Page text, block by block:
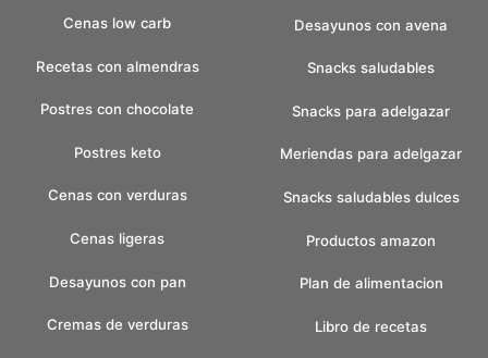
Cenas low carb
Recetas con almendras
Postres con chocolate
Postres keto
Cenas con verduras
Cenas ligeras
Desayunos con pan
Cremas de verduras
Desayunos con avena
Snacks saludables
Snacks para adelgazar
Meriendas para adelgazar
Snacks saludables dulces
Productos amazon
Plan de alimentacion
Libro de recetas